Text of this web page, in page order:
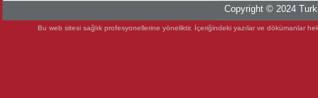
Copyright © 2024
Bu web sitesi sağlık profesyonellerine yöneliktir. İçeriğindeki yazılar ve dökümanlar